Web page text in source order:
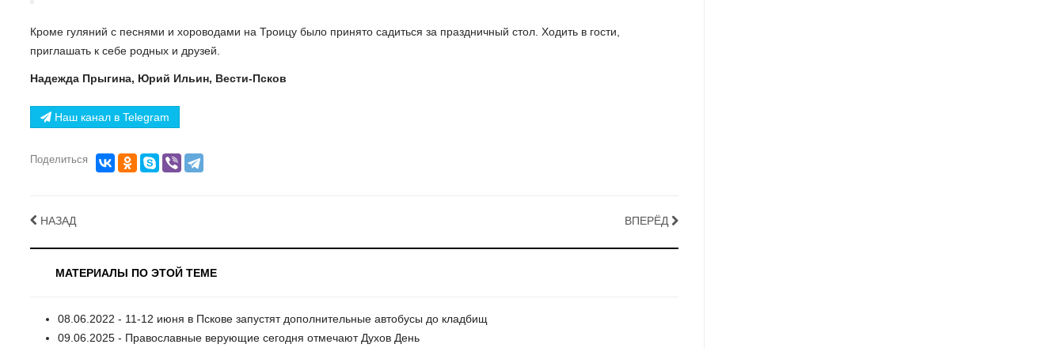
Кроме гуляний с песнями и хороводами на Троицу было принято садиться за праздничный стол. Ходить в гости,
приглашать к себе родных и друзей.
Надежда Прыгина, Юрий Ильин, Вести-Псков
Наш канал в Telegram
Поделиться
НАЗАД ВПЕРЁД
МАТЕРИАЛЫ ПО ЭТОЙ ТЕМЕ
08.06.2022 - 11-12 июня в Пскове запустят дополнительные автобусы до кладбищ
09.06.2025 - Православные верующие сегодня отмечают Духов День